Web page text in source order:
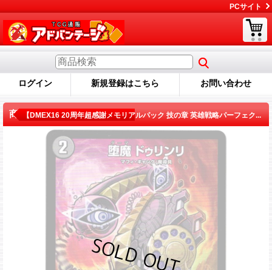
PCサイト
ログイン 新規登録はこちら お問い合わせ
商品詳細【DMEX16 20周年超感謝メモリアルパック 技の章 英雄戦略パーフェク...